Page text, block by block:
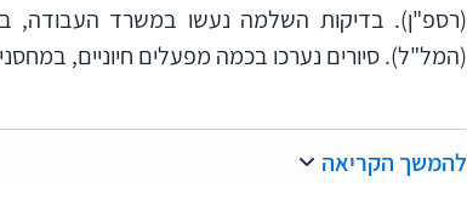
(רספ"ן). בדיקות השלמה נעשו במשרד העבודה,
(המל"ל). סיורים נערכו בכמה מפעלים חיוניים,
להמשך הקריאה